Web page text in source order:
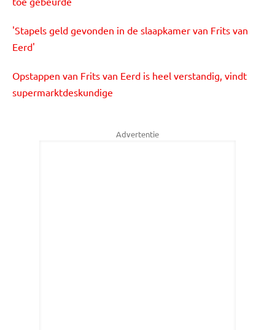
'Stapels geld gevonden in de slaapkamer van Frits van
Eerd'
Opstappen van Frits van Eerd is heel verstandig, vindt
supermarktdeskundige
Advertentie